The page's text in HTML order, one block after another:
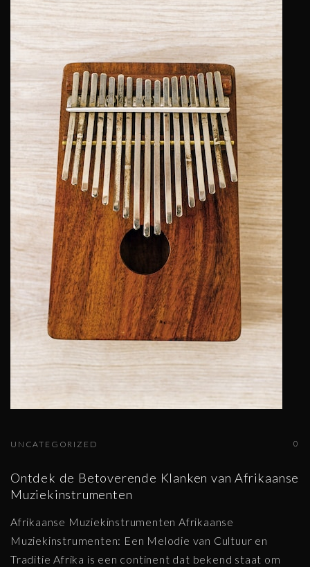
0
UNCATEGORIZED
Ontdek de Betoverende Klanken van Afrikaanse
Muziekinstrumenten
Afrikaanse Muziekinstrumenten Afrikaanse
Muziekinstrumenten: Een Melodie van Cultuur en
Traditie Afrika is een continent dat bekend staat om